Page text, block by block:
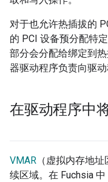
对于也允许热插拔的
的 PCI 设备预分配特
部分会分配给绑定到
器驱动程序负责向驱
在驱动程序中
VMAR （虚拟内存地
续区域。在 Fuchsia